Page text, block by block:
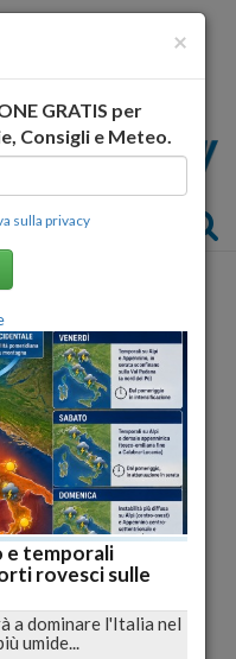
2010 2011
2016 2017
2022 2023
Giu
×
GRATIS per
Consigli e Meteo.
sulla privacy
e temporali
rovesci sulle
a dominare l'Italia nel
umide...